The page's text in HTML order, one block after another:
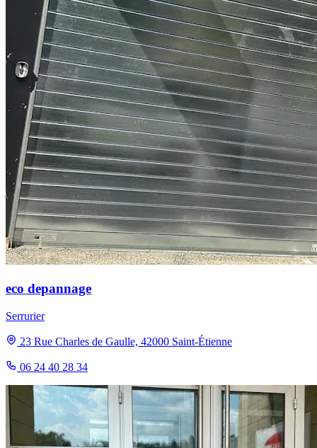
eco depannage
Serrurier
23 Rue Charles de Gaulle, 42000 Saint-Étienne
06 24 40 28 34